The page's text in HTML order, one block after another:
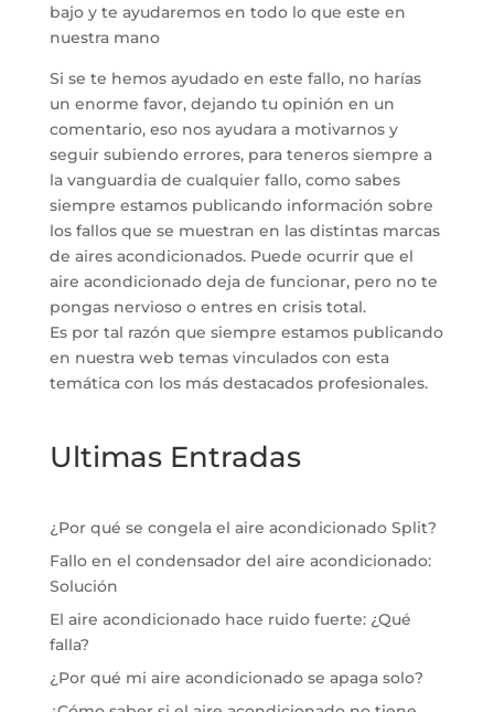
bajo y te ayudaremos en todo lo que este en
nuestra mano
Si se te hemos ayudado en este fallo, no harías
un enorme favor, dejando tu opinión en un
comentario, eso nos ayudara a motivarnos y
seguir subiendo errores, para teneros siempre a
la vanguardia de cualquier fallo, como sabes
siempre estamos publicando información sobre
los fallos que se muestran en las distintas marcas
de aires acondicionados. Puede ocurrir que el
aire acondicionado deja de funcionar, pero no te
pongas nervioso o entres en crisis total.
Es por tal razón que siempre estamos publicando
en nuestra web temas vinculados con esta
temática con los más destacados profesionales.
Ultimas Entradas
¿Por qué se congela el aire acondicionado Split?
Fallo en el condensador del aire acondicionado:
Solución
El aire acondicionado hace ruido fuerte: ¿Qué
falla?
¿Por qué mi aire acondicionado se apaga solo?